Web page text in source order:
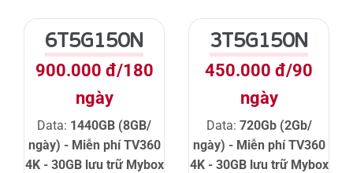
6T5G150N
900.000 đ/180
ngày
Data: 1440GB (8GB/
ngày) - Miễn phí TV360
4K - 30GB lưu trữ Mybox
3T5G150N
450.000 đ/90
ngày
Data: 720Gb (2Gb/
ngày) - Miễn phí TV360
4K - 30GB lưu trữ Mybox